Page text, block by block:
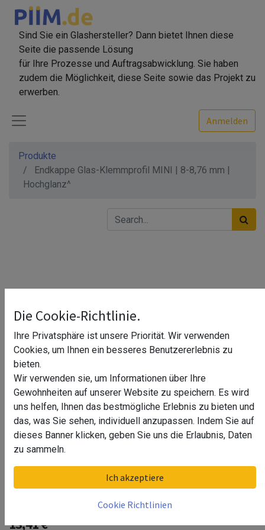
Sind Sie ein Glashersteller? Dann bietet Ihnen diese
Seite die passende Lösung
für Ihre Prozesse und Auftragsabwicklung. Sie haben
zudem die Möglichkeit, diese Seite sowie das Projekt zu
erwerben.
Anmelden
Produkte
Endkappe Glas-Klemmprofil MINI | 8-8,76 mm |
Hochglanz^
Endkappe Glas-Klemmprofil MINI |
8-8,76 mm | Hochglanz^
13,41€
Die Cookie-Richtlinie.
Ihre Privatsphäre ist unsere Priorität. Wir verwenden
Cookies, um Ihnen ein besseres Benutzererlebnis zu
bieten.
Wir verwenden sie, um Informationen über Ihre
Gewohnheiten auf unserer Website zu speichern. Es wird
uns helfen, Ihnen das bestmögliche Erlebnis zu bieten und
das, was Sie sehen, individuell anzupassen. Indem Sie auf
dieses Banner klicken, geben Sie uns die Erlaubnis, Daten
zu sammeln.
Ich akzeptiere
Cookie Richtlinien